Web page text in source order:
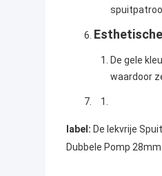
De gele
waardoor
label: De lekvrije
Dubbele Pomp